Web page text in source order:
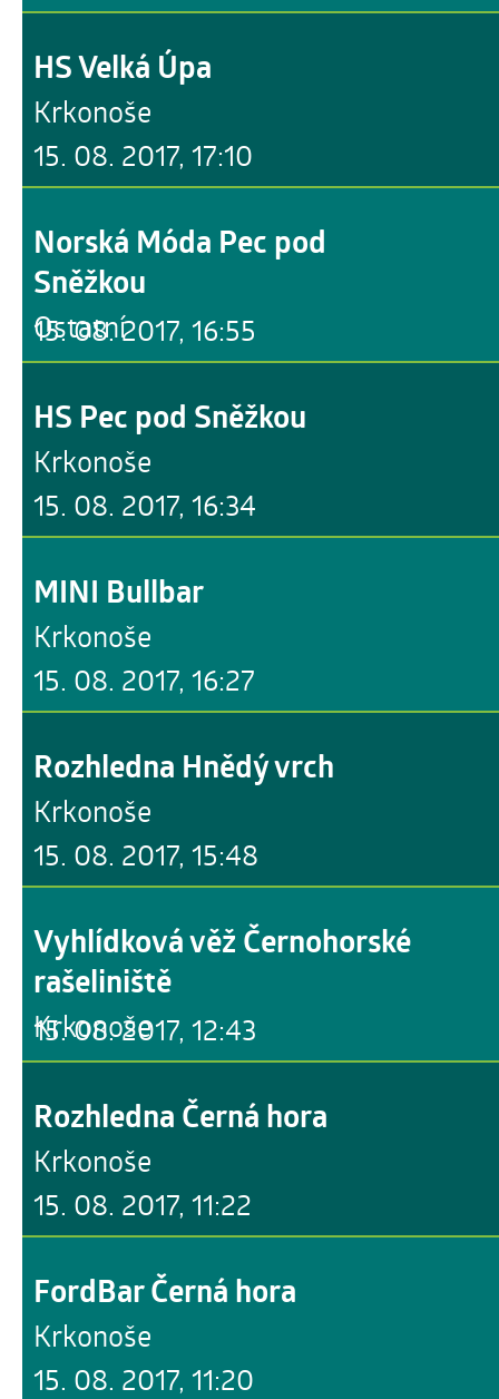
15. 08. 2017, 17:10
HS Velká Úpa
Krkonoše
15. 08. 2017, 16:55
Norská Móda Pec pod
Sněžkou
Ostatní
15. 08. 2017, 16:34
HS Pec pod Sněžkou
Krkonoše
15. 08. 2017, 16:27
MINI Bullbar
Krkonoše
15. 08. 2017, 15:48
Rozhledna Hnědý vrch
Krkonoše
15. 08. 2017, 12:43
Vyhlídková věž Černohorské
rašeliniště
Krkonoše
15. 08. 2017, 11:22
Rozhledna Černá hora
Krkonoše
15. 08. 2017, 11:20
FordBar Černá hora
Krkonoše